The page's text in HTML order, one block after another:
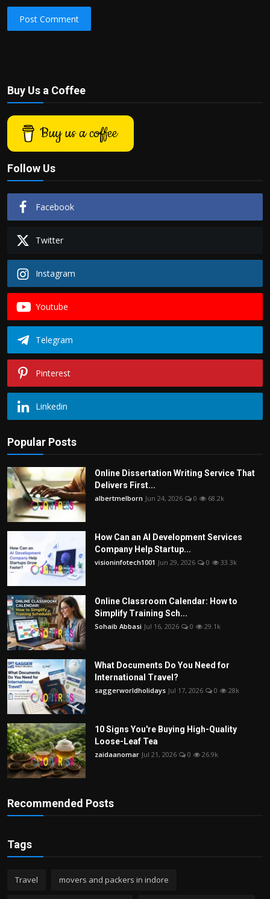
Post Comment
Buy Us a Coffee
Buy us a coffee
Follow Us
Facebook
Twitter
Instagram
Youtube
Telegram
Pinterest
Linkedin
Popular Posts
Online Dissertation Writing Service That
Delivers First...
albertmelborn Jun 24, 2026 0 68.2k
How Can an AI Development Services
Company Help Startup...
visioninfotech1001 Jun 29, 2026 0 33.3k
Online Classroom Calendar: How to
Simplify Training Sch...
Sohaib Abbasi Jul 16, 2026 0 29.1k
What Documents Do You Need for
International Travel?
saggerworldholidays Jul 17, 2026 0 28k
10 Signs You're Buying High-Quality
Loose-Leaf Tea
zaidaanomar Jul 21, 2026 0 26.9k
Recommended Posts
Tags
Travel movers and packers in indore